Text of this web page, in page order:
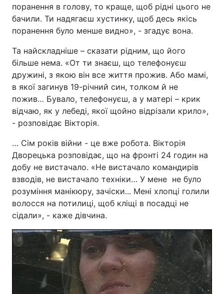
поранення в голову, то краще, щоб рідні цього не
бачили. Ти надягаєш хустинку, щоб десь якісь
поранення було менше видно», - згадує вона.
Та найскладніше – сказати рідним, що його
більше нема. «От ти знаєш, що телефонуєш
дружині, з якою він все життя прожив. Або мамі,
в якої загинув 19-річний син, толком й не
пожив… Бувало, телефонуєш, а у матері – крик
відчаю, як у лебеді, якої щойно відрізали крило»,
- розповідає Вікторія.
… Сім років війни - це вже робота. Вікторія
Дворецька розповідає, що на фронті 24 годин на
добу не вистачало. «Не вистачало командирів
взводів, не вистачало техніки… У мене не було
розуміння манікюру, зачіски... Мені хлопці голили
волосся на потилиці, щоб кліщі в посадці не
сідали», - каже дівчина.